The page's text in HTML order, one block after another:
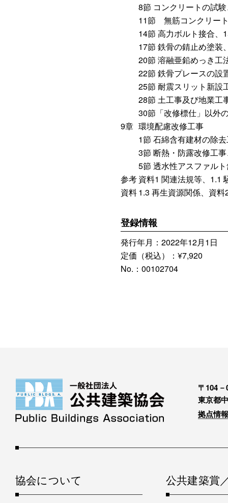
8節 コンクリートの試
11節 無筋コンクリー
14節 高力ボルト接合、
17節 鉄骨の錆止め塗装
20節 溶融亜鉛めっき工
22節 鉄骨プレースの設
25節 耐震スリット新設
28節 土工事及び地業工
30節「改修標仕」以外
9章 環境配慮改修工事
1節 石綿含有建材の除
3節 断熱・防露改修工
5節 透水性アスファル
参考
資料
資料1 関連法規等、1.1
1.3 再生資源関係、資
登録情報
発行年月：2022年12月1日
定価（税込）：¥7,920
No.：00102704
〒104－
東京都
拠点情
協会について 公共建築賞